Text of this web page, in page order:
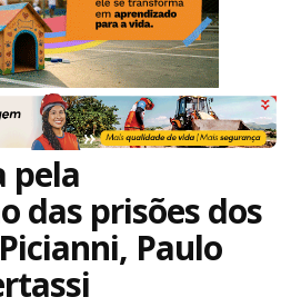
pela
das prisões dos
Paulo